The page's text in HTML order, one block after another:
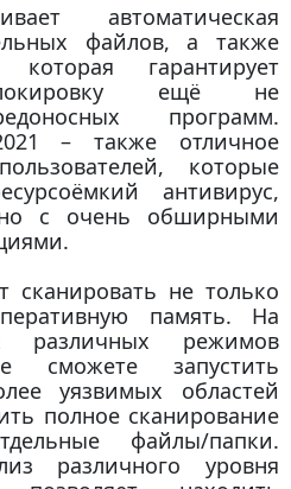
автоматическая
файлов, а также
гарантирует
ещё не
программ.
– также отличное
которые
антивирус,
с очень обширными
сканировать не только
память. На
различных режимов
запустить
уязвимых областей
полное сканирование
файлы/папки.
различного уровня